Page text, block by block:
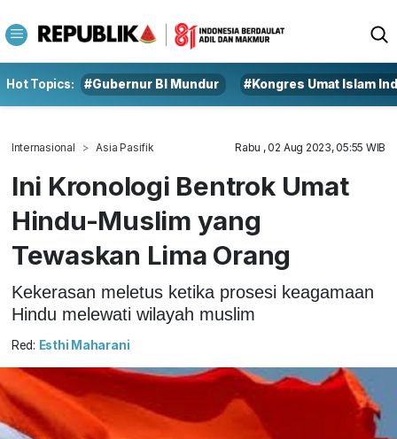
Hot Topics: #Gubernur BI Mundur #Kongres Umat Islam
Internasional Asia Pasifik Rabu , 02 Aug 2023, 05:55 WIB
Ini Kronologi Bentrok Umat
Hindu-Muslim yang
Tewaskan Lima Orang
Kekerasan meletus ketika prosesi keagamaan
Hindu melewati wilayah muslim
Red: Esthi Maharani